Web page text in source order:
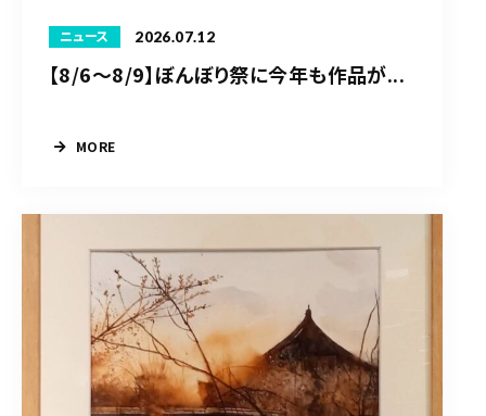
ニュース 2026.07.12
【8/6〜8/9】ぼんぼり祭に今年も作品が...
MORE